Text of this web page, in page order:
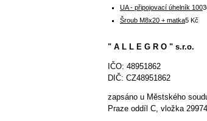
UA - připojovací úhelník 100
Šroub M8x20 + matka5 Kč
" A L L E G R O " s.r.o.
IČO: 48951862
DIČ: CZ48951862
zapsáno u Městského
Praze oddíl C, vložka 29974